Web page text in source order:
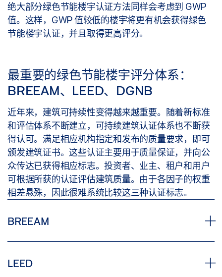
绝大部分绿色节能楼宇认证方法同样会考虑到 GWP
值。这样，GWP 值较低的楼宇将更有机会获得绿色
节能楼宇认证，并且取得更高评分。
最重要的绿色节能楼宇评分体系：
BREEAM、LEED、DGNB
近年来，建筑可持续性变得越来越重要。随着新标准
和评估体系不断建立，可持续建筑认证体系也不断获
得认可。满足相应机构指定和发布的质量要求，即可
颁发建筑证书。这些认证主要用于质量保证，并向公
众传达已获得相应标志。投资者、业主、租户和用户
可根据所获的认证评估建筑质量。由于各因子的权重
相差悬殊，因此很难系统比较这三种认证标志。
BREEAM
BREEAM 指英国建筑研究所环境评估法。它是最古
老、使用最广泛的可持续建筑认证体系。该体系于
LEED